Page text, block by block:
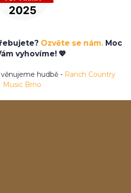
Ozvěte se nám. Moc
vyhovíme! 💖
hudbě - Ranch Country
Music Brno